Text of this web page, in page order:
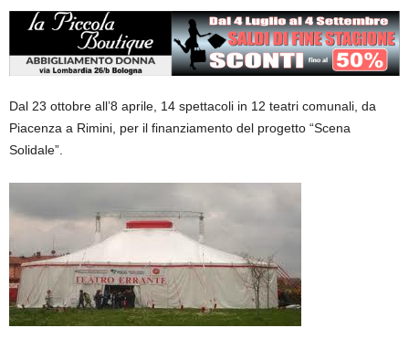
Dal 23 ottobre all’8 aprile, 14 spettacoli in 12 teatri comunali, da
Piacenza a Rimini, per il finanziamento del progetto “Scena
Solidale”.